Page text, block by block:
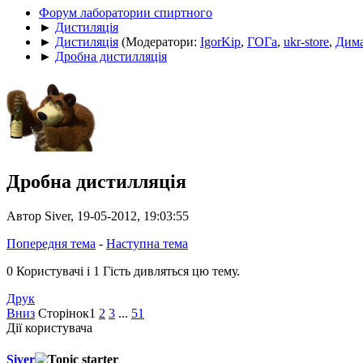
Форум лаборатории спиртного
► Дистиляція
► Дистиляція (Модератори: IgorKip, ГОГа, ukr-store,
► Дробна дистилляція
Дробна дистилляція
Автор Siver, 19-05-2012, 19:03:55
Попередня тема - Наступна тема
0 Користувачі і 1 Гість дивляться цю тему.
Друк
Вниз Сторінок1 2 3 ... 51
Дії користувача
Siver